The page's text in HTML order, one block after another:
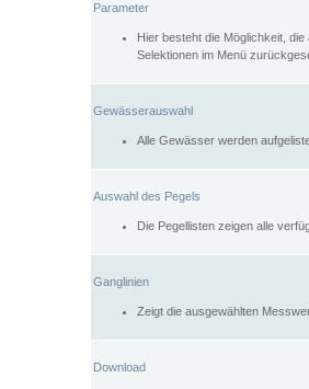
Parameter
Hier besteht die Möglichkeit,
Selektionen im Menü
Gewässerauswahl
Alle Gewässer werden
Auswahl des Pegels
Die Pegellisten zeigen alle
Ganglinien
Zeigt die ausgewählten
Download